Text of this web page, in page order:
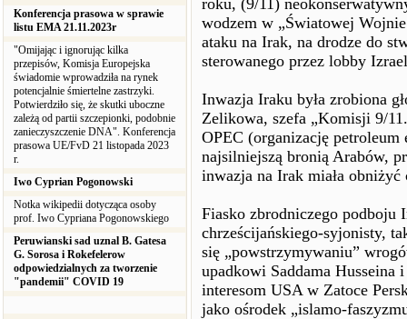
Konferencja prasowa w sprawie
listu EMA 21.11.2023r
"Omijając i ignorując kilka
przepisów, Komisja Europejska
świadomie wprowadziła na rynek
potencjalnie śmiertelne zastrzyki.
Potwierdziło się, że skutki uboczne
zależą od partii szczepionki, podobnie
zanieczyszczenie DNA". Konferencja
prasowa UE/FvD 21 listopada 2023
r.
Iwo Cyprian Pogonowski
Notka wikipedii dotycząca osoby
prof. Iwo Cypriana Pogonowskiego
Peruwianski sad uznal B. Gatesa
G. Sorosa i Rokefelerow
odpowiedzialnych za tworzenie
"pandemii" COVID 19
roku, (9/11)
wodzem w „Światowej
ataku na Irak, na drodze do
sterowanego przez lobby
Inwazja Iraku była zrobiona
Zelikowa, szefa „Komisji 9/
OPEC (organizację
najsilniejszą bronią Arabów,
inwazja na Irak miała
Fiasko zbrodniczego podboju
chrześcijańskiego-syjonisty,
się „powstrzymywaniu”
upadkowi Saddama Husseina
interesom USA w Zatoce
jako ośrodek „islamo-